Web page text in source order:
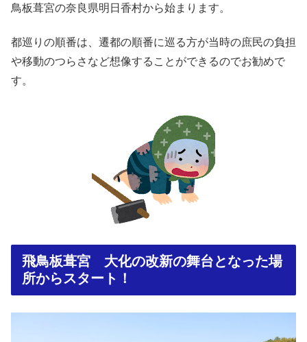
鳥板葺宮の奈良県明日香村から始まります。
都巡りの順番は、遷都の順番に巡る方が当時の庶民の負担
や移動のつらさなど想像することができるのでお勧めで
す。
飛鳥板葺宮 大化の改新の舞台となった場
所からスタート！